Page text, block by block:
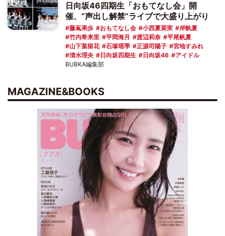
日向坂46四期生「おもてなし会」開
催、“声出し解禁”ライブで大盛り上がり
藤嶌果歩 おもてなし会 小西夏菜実
岸帆夏
竹内希来里
平岡海月 渡辺莉奈
平尾帆夏
山下葉留花
石塚瑶季 正源司陽子
宮地すみれ
清水理央
日向坂四期生 日向坂46 アイドル
BUBKA編集部
MAGAZINE&BOOKS